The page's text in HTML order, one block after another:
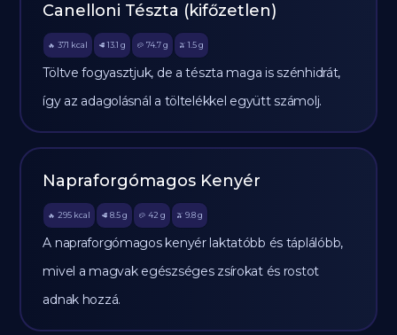
Canelloni Tészta (kifőzetlen)
🔥 371 kcal 🥩 13.1 g 🥔 74.7g 🫒 1.5 g
Töltve fogyasztjuk, de a tészta maga is szénhidrát,
így az adagolásnál a töltelékkel együtt számolj.
Napraforgómagos Kenyér
🔥 295 kcal 🥩 8.5 g 🥔 42 g 🫒 9.8 g
A napraforgómagos kenyér laktatóbb és táplálóbb,
mivel a magvak egészséges zsírokat és rostot
adnak hozzá.